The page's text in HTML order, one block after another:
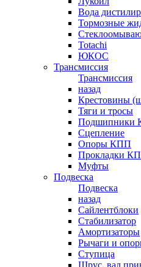
Вода
Тормозные
Totachi
ЮКОС
Трансмиссия
Трансмиссия
назад
Крестовины
Тяги и тросы
Подшипники
Сцепление
Опоры КПП
Прокладки
Муфты
Подвеска
Подвеска
назад
Сайлентблоки
Стабилизатор
Амортизаторы
Рычаги и
Ступица
Шрус, вал